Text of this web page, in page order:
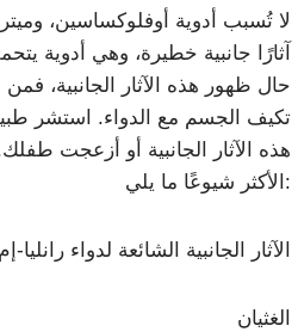
لا تُسبب أدوية أوفلوكساسين،
آثارًا جانبية خطيرة، وهي أدوية
حال ظهور هذه الآثار الجانبية،
تكيف الجسم مع الدواء. استشر
هذه الآثار الجانبية أو أزعجت
الأكثر شيوعًا ما يلي:
الآثار الجانبية الشائعة لدواء
الغثيان